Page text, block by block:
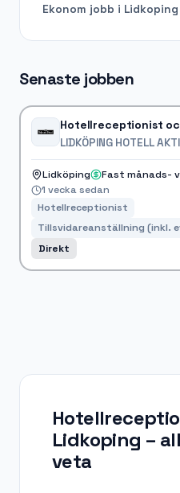
Senaste jobben
Hotellreceptionist
LIDKÖPING HOTELL
Lidköping
Fast månads-
1 vecka sedan
Hotellreceptionist
Tillsvidareanställning (inkl.
Direkt
Ekonom jobb i Lidkoping
Lidkoping –
veta